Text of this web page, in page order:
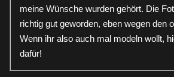
meine Wünsche wurden gehört. Die
richtig gut geworden, eben wegen den
Wenn ihr also auch mal modeln wollt,
dafür!